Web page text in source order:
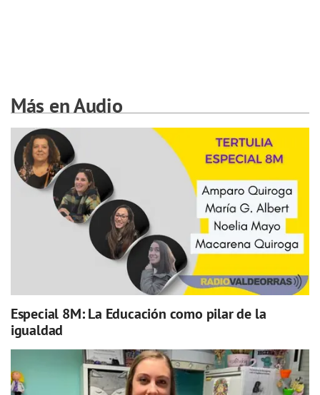
Más en Audio
Especial 8M: La Educación como pilar de la
igualdad